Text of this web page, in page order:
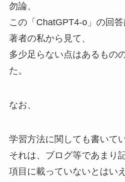
勿論、
この「ChatGPT4-o」の回答
著者の私から見て、
多少足らない点はあるもの
た。
なお、
学習方法に関しても書いて
それは、ブログ等であまり
項目に載っていないとはいえ